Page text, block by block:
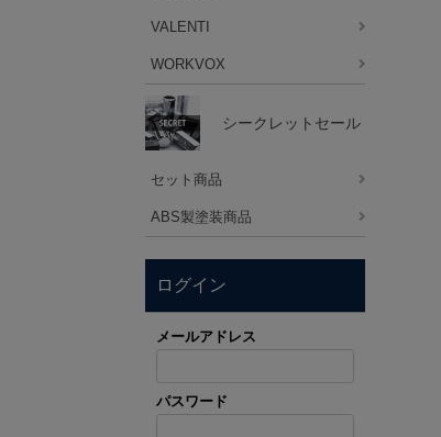
VALENTI
WORKVOX
シークレットセール
セット商品
ABS製塗装商品
ログイン
メールアドレス
パスワード